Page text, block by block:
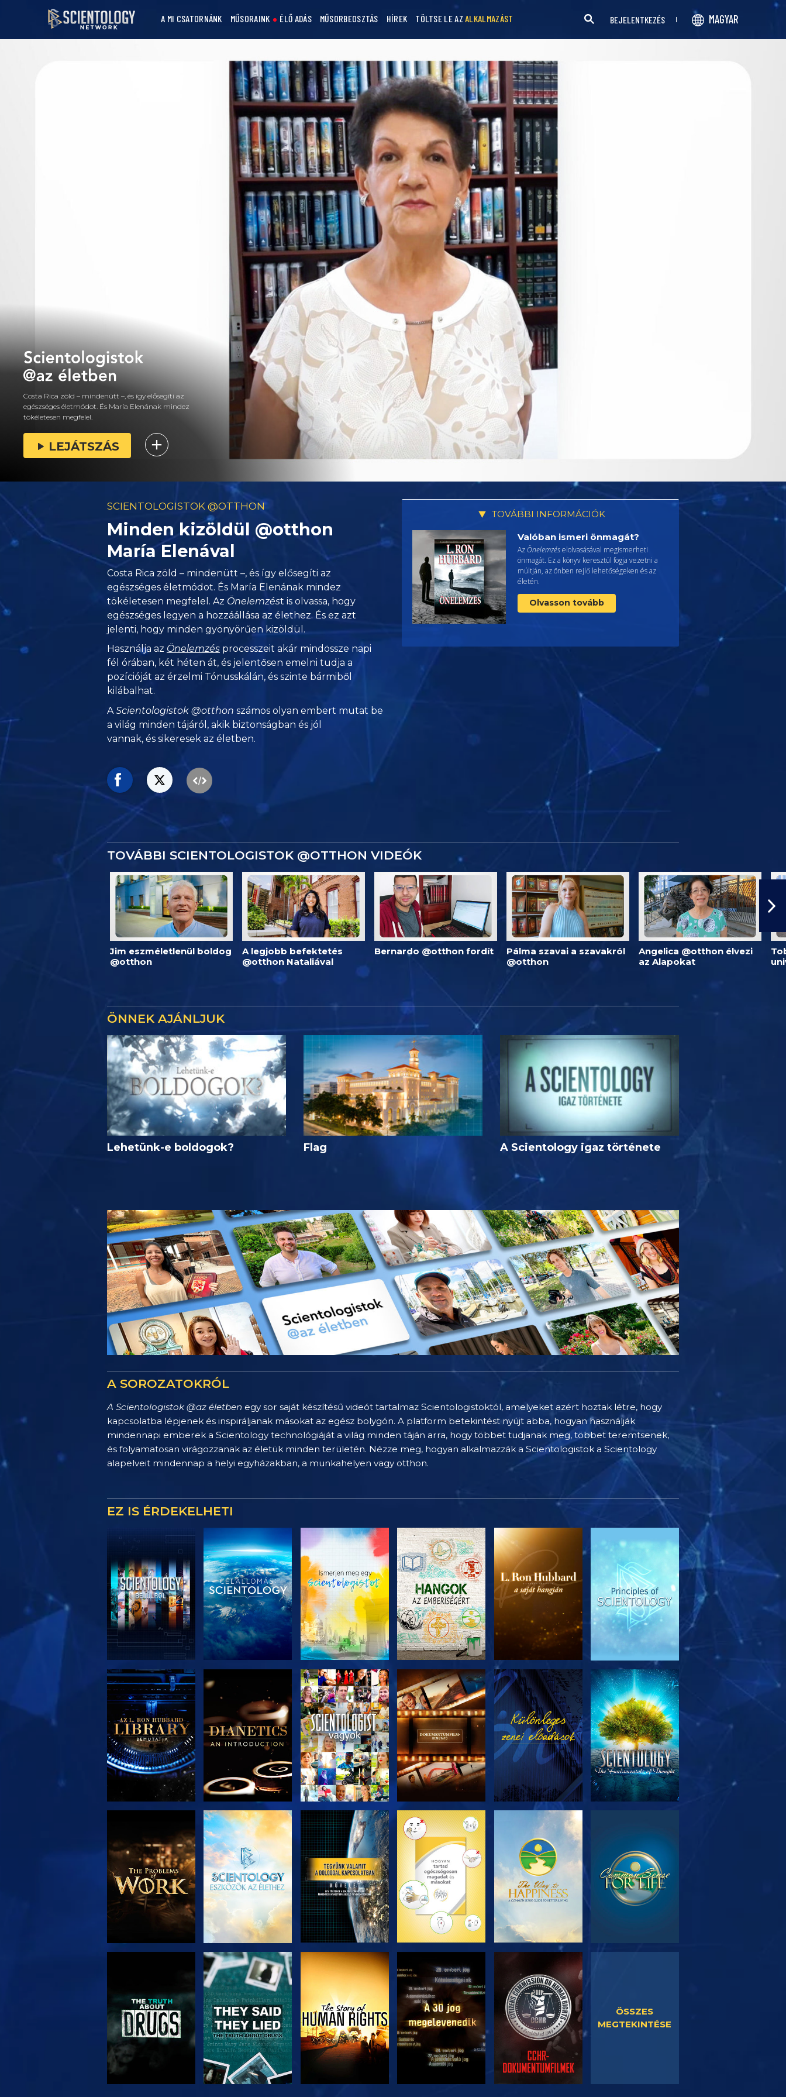
A MI CSATORNÁNK MŰSORAINK ÉLŐ ADÁS MŰSORBEOSZTÁS HÍREK TÖLTSE LE AZALKALMAZÁST BEJELENTKEZÉS MAGYAR
Costa Rica zöld – mindenütt –, és így elősegíti az
egészséges életmódot. És María Elenának mindez
tökéletesen megfelel.
LEJÁTSZÁS
SCIENTOLOGISTOK @OTTHON
Minden kizöldül @otthon
María Elenával
Costa Rica zöld – mindenütt –, és így elősegíti az
egészséges életmódot. És María Elenának mindez
tökéletesen megfelel. Az Önelemzést is olvassa, hogy
egészséges legyen a hozzáállása az élethez. És ez azt
jelenti, hogy minden gyönyörűen kizöldül.
Használja az Önelemzés processzeit akár mindössze napi
fél órában, két héten át, és jelentősen emelni tudja a
pozícióját az érzelmi Tónusskálán, és szinte bármiből
kilábalhat.
AScientologistok @otthon számos olyan embert mutat be
a világ minden tájáról, akik biztonságban és jól
vannak, és sikeresek az életben.
TOVÁBBI INFORMÁCIÓK
Valóban ismeri önmagát?
Az Önelemzéselolvasásával megismerheti
önmagát. Ez a könyv keresztül fogja vezetni a
múltján, az önben rejlő lehetőségeken és az
életén.
Olvasson tovább
TOVÁBBI SCIENTOLOGISTOK @OTTHON VIDEÓK
Jim eszméletlenül boldog
@otthon
A legjobb befektetés
@otthon Nataliával
Bernardo @otthon fordít
Pálma szavai a szavakról
@otthon
Angelica @otthon élvezi
az Alapokat
ÖNNEK AJÁNLJUK
Lehetünk-e boldogok? Flag A Scientology igaz története
A SOROZATOKRÓL
A Scientologistok @az életben egy sor saját készítésű videót tartalmaz Scientologistoktól, amelyeket azért hoztak létre, hogy
kapcsolatba lépjenek és inspiráljanak másokat az egész bolygón. A platform betekintést nyújt abba, hogyan használják
mindennapi emberek a Scientology technológiáját a világ minden táján arra, hogy többet tudjanak meg, többet teremtsenek,
és folyamatosan virágozzanak az életük minden területén. Nézze meg, hogyan alkalmazzák a Scientologistok a Scientology
alapelveit mindennap a helyi egyházakban, a munkahelyen vagy otthon.
EZ IS ÉRDEKELHETI
A SOROZAT
RÉSZEI
A SOROZAT
RÉSZEI
A SOROZAT
RÉSZEI
A SOROZAT
RÉSZEI
A SOROZAT
RÉSZEI
MŰSORNÉZÉS
A SOROZAT
RÉSZEI
MŰSORNÉZÉS
A SOROZAT
RÉSZEI
A SOROZAT
RÉSZEI
A SOROZAT
RÉSZEI
MŰSORNÉZÉS MŰSORNÉZÉS MŰSORNÉZÉS MŰSORNÉZÉS
ÖSSZES
MEGTEKINTÉSE